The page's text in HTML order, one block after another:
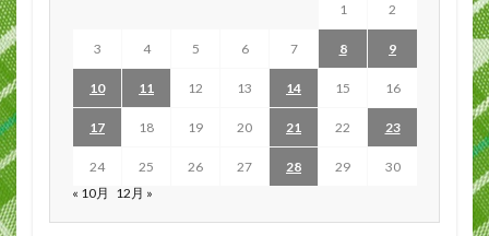
1 2
3 4 5 6 7 8 9
10 11 12 13 14 15 16
17 18 19 20 21 22 23
24 25 26 27 28 29
30
« 10月 12月 »